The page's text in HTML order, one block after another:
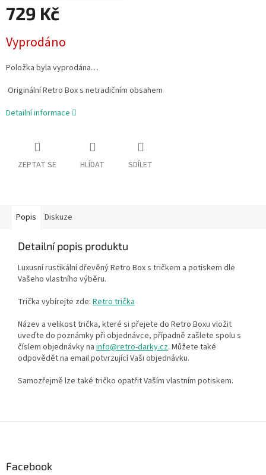
729 Kč
cena:
Vyprodáno
Položka byla vyprodána…
Originální Retro Box s netradičním obsahem
Detailní informace
ZEPTAT SE HLÍDAT SDÍLET
Popis Diskuze
Detailní popis produktu
Luxusní rustikální dřevěný Retro Box s tričkem a potiskem dle
Vašeho vlastního výběru.
Trička vybírejte zde: Retro trička
Název a velikost trička, které si přejete do Retro Boxu vložit
uveďte do poznámky při objednávce, případně zašlete spolu s
číslem objednávky na info@retro-darky.cz. Můžete také
odpovědět na email potvrzující Vaši objednávku.
Samozřejmě lze také tričko opatřit Vaším vlastním potiskem.
Facebook